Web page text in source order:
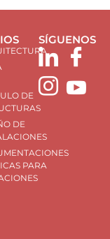
DE
DE
PARA
SÍGUENOS